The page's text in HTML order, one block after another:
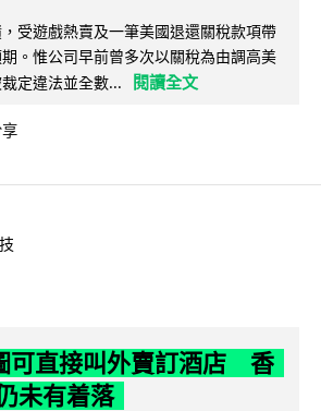
受遊戲熱賣及一筆美國退還關稅款項帶
。惟公司早前曾多次以關稅為由調高美
定違法並全數...
閱讀全文
可直接叫外賣訂酒店 香
未有着落